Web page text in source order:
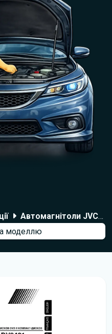
Автомагнітоли JVC
моделлю